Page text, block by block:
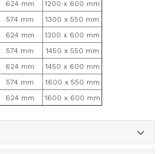
624 mm
1200 x 600 mm
574 mm
1300 x 550 mm
624 mm
1300 x 600 mm
574 mm
1450 x 550 mm
624 mm
1450 x 600 mm
574 mm
1600 x 550 mm
624 mm 1600 x 600 mm